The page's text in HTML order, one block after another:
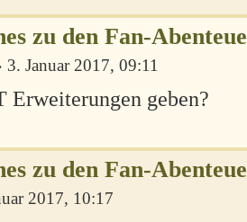
zu den Fan-
3. Januar 2017, 09:11
Erweiterungen geben?
zu den Fan-
2017, 10:17